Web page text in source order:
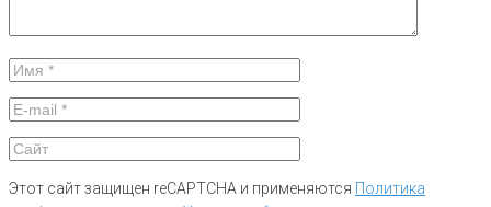
Этот сайт защищен reCAPTCHA и применяются Политика